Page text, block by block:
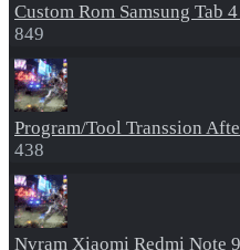
Custom Rom Samsung Tab 4 Sm-
849
Program/Tool Transsion After Sales Tool
438
Nvram Xiaomi Redmi Note 9